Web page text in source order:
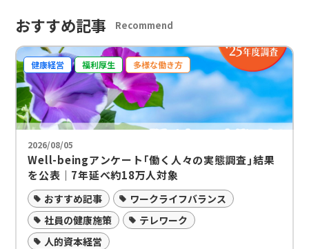
おすすめ記事 Recommend
健康経営 福利厚生 多様な働き方
2026/08/05
Well-beingアンケート｢働く人々の実態調査｣結果
を公表｜7年延べ約18万人対象
おすすめ記事
ワークライフバランス
社員の健康施策
テレワーク
人的資本経営